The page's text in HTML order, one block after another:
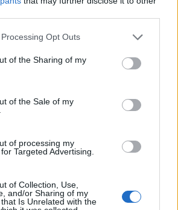
website/app uses one or more Google
or usage behaviour. You may click to
to Google and its third-party tags to
specified purposes in below Google
Opt Outs
of the Sharing of my
of the Sale of my
of processing my
Targeted Advertising.
of Collection, Use,
and/or Sharing of my
Is Unrelated with the
módszerrel irthatják a
Élelmiszerlánc-biztonsági
engedélye” ...
Felejtsd el!
„A hatékonyabb termelési